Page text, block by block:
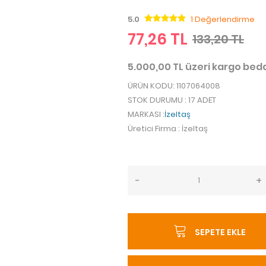
5.0 1 Değerlendirme
77,26 TL 133,20 TL
5.000,00 TL üzeri kargo
ÜRÜN KODU: 1107064008
STOK DURUMU : 17 ADET
MARKASI :İzeltaş
Üretici Firma : İzeltaş
- +
SEPETE EKLE